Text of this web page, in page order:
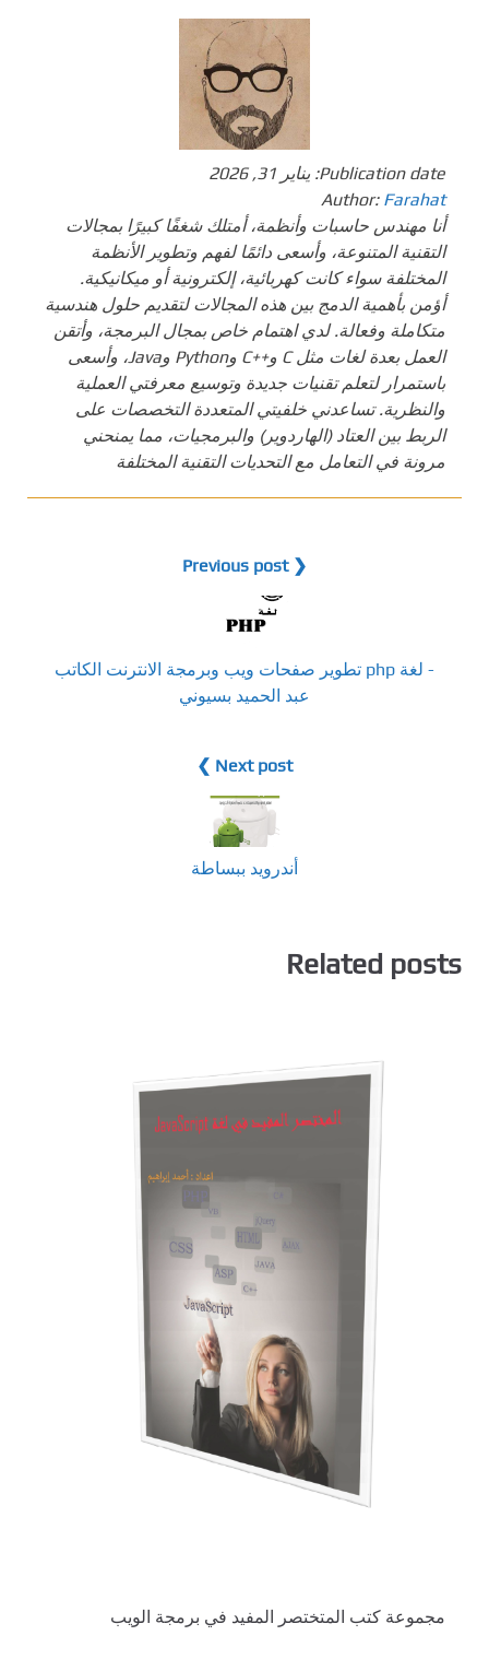
Publication date: يناير 31, 2026
Author: Farahat
أنا مهندس حاسبات وأنظمة، أمتلك شغفًا كبيرًا بمجالات
التقنية المتنوعة، وأسعى دائمًا لفهم وتطوير الأنظمة
المختلفة سواء كانت كهربائية، إلكترونية أو ميكانيكية.
أؤمن بأهمية الدمج بين هذه المجالات لتقديم حلول هندسية
متكاملة وفعالة. لدي اهتمام خاص بمجال البرمجة، وأتقن
العمل بعدة لغات مثل C و++C وPython وJava، وأسعى
باستمرار لتعلم تقنيات جديدة وتوسيع معرفتي العملية
والنظرية. تساعدني خلفيتي المتعددة التخصصات على
الربط بين العتاد (الهاردوير) والبرمجيات، مما يمنحني
مرونة في التعامل مع التحديات التقنية المختلفة
❮ Previous post
- لغة php تطوير صفحات ويب وبرمجة الانترنت الكاتب
عبد الحميد بسيوني
Next post ❯
أندرويد ببساطة
Related posts
مجموعة كتب المتختصر المفيد في برمجة الويب